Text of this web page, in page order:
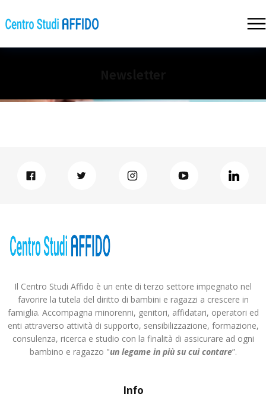
Il Centro Studi Affido è un ente di terzo settore impegnato nel
favorire la tutela del diritto di bambini e ragazzi a crescere in
famiglia. Accompagna minorenni, genitori, affidatari, operatori ed
enti attraverso attività di supporto, sensibilizzazione, formazione,
consulenza, ricerca e studio con la finalità di assicurare ad ogni
bambino e ragazzo "un legame in più su cui contare”.
Info